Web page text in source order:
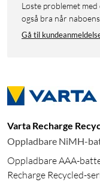
Løste problemet med en "død" telefon. 2 batterier i reserve er
også bra når
Gå til
Varta Recharge
Oppladbare NiMH-
Oppladbare AAA-
Recharge Recycled-